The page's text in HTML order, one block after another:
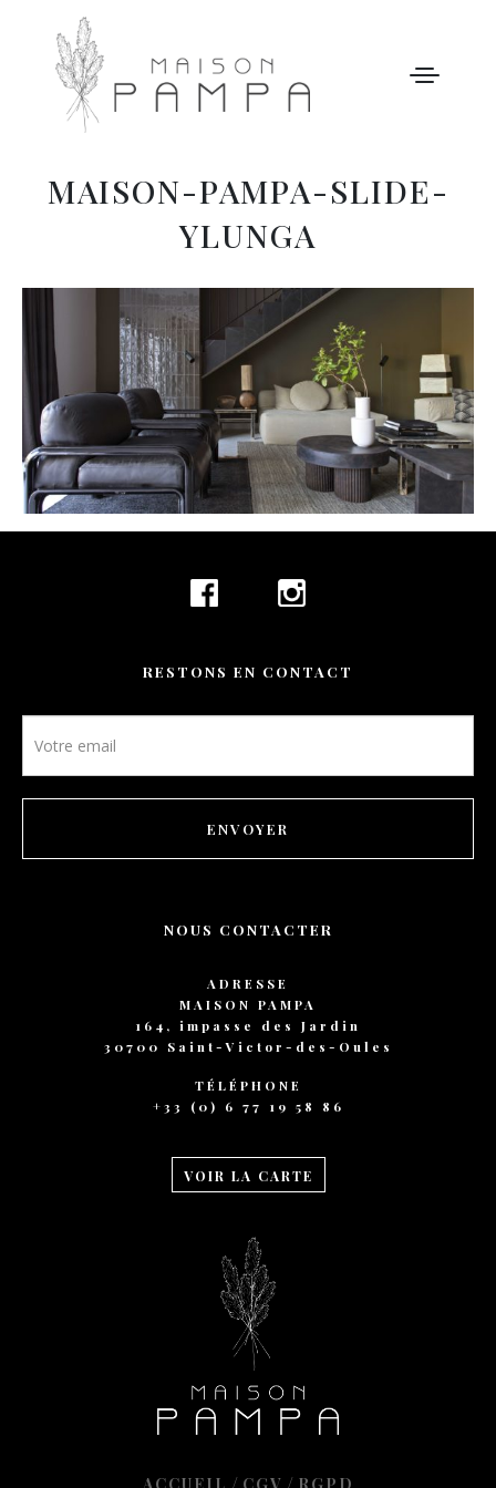
NOTRE HISTOIRE
ACTIVITÉS
GALERIE
NOS TARIFS
CONTACT
RÉSERVATION
MAISON-PAMPA-SLIDE-
YLUNGA
RESTONS EN CONTACT
Newsletter
footer
ENVOYER
NOUS CONTACTER
ADRESSE
MAISON PAMPA
164, impasse des Jardin
30700 Saint-Victor-des-Oules
TÉLÉPHONE
+33 (0) 6 77 19 58 86
VOIR LA CARTE